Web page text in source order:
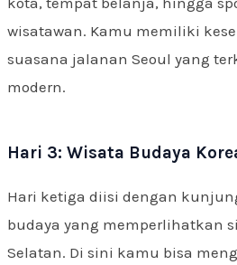
wisatawan. Kamu memiliki
suasana jalanan Seoul yang
modern.
Hari 3: Wisata Budaya
Hari ketiga diisi dengan
budaya yang memperlihatkan
Selatan. Di sini kamu bisa